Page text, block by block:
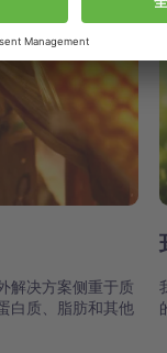
解决方案侧重于质
白质、脂肪和其他